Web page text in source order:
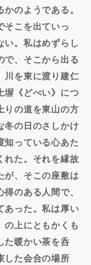
のようである。
そこを出ていっ
い。私はめずらし
で、そこから出る
川を東に渡り建仁
塀《どべい》につ
りの道を東山の方
冬の日のさしかけ
知っている心あた
れた。それを縁故
が、そこの座敷は
のある人間で、
あった。私は厚い
の上にともかくも
た暖かい茶を呑
した会合の場所